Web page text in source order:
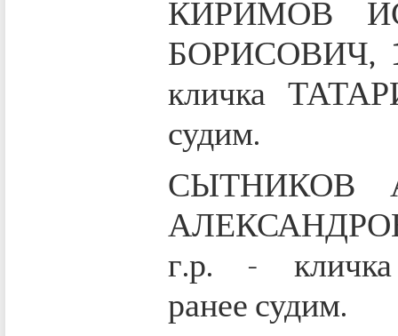
КИРИМОВ
БОРИСОВИЧ,
кличка
судим.
СЫТНИКОВ
г.р. -
ранее судим.